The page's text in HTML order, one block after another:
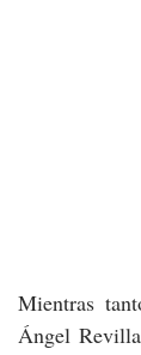
Mientras
Ángel